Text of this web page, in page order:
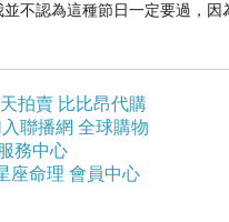
不認為這種節日一定要過，
拍賣 比比昂代購
聯播網 全球購物
服務中心
座命理 會員中心